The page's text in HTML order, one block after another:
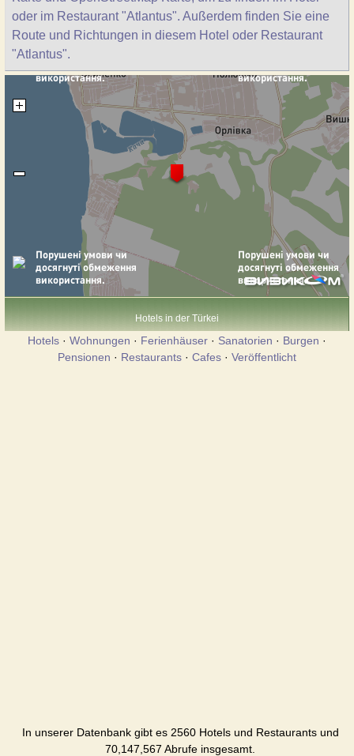
oder im Restaurant "Atlantus". Außerdem finden Sie eine
Route und Richtungen in diesem Hotel oder Restaurant
"Atlantus".
Hotels in der Türkei
Hotels · Wohnungen · Ferienhäuser · Sanatorien · Burgen ·
Pensionen · Restaurants · Cafes · Veröffentlicht
In unserer Datenbank gibt es 2560 Hotels und Restaurants und
70,147,567 Abrufe insgesamt.